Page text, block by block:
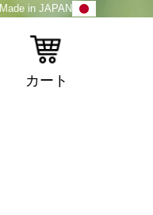
Made in JAPAN
カート